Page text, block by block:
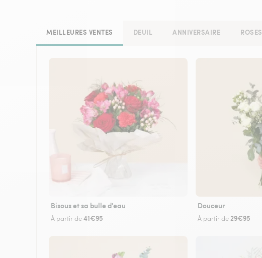
MEILLEURES VENTES DEUIL ANNIVERSAIRE ROSES
Bisous et sa bulle d'eau
À partir de41€95
Douceur
À partir de 29€95